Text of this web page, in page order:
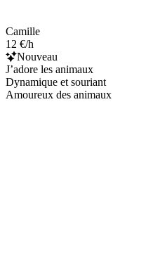
Camille
12 €/h
Nouveau
J’adore les animaux
Dynamique et souriant
Amoureux des animaux